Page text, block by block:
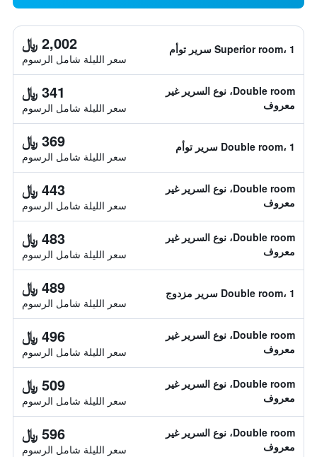
Superior room، 1 سرير توأم 2,002 ﷼
سعر الليلة شامل الرسوم
Double room، نوع السرير غير
معروف
341 ﷼
سعر الليلة شامل الرسوم
Double room، 1 سرير توأم 369 ﷼
سعر الليلة شامل الرسوم
Double room، نوع السرير غير
معروف
443 ﷼
سعر الليلة شامل الرسوم
Double room، نوع السرير غير
معروف
483 ﷼
سعر الليلة شامل الرسوم
Double room، 1 سرير مزدوج 489 ﷼
سعر الليلة شامل الرسوم
Double room، نوع السرير غير
معروف
496 ﷼
سعر الليلة شامل الرسوم
Double room، نوع السرير غير
معروف
509 ﷼
سعر الليلة شامل الرسوم
Double room، نوع السرير غير
معروف
596 ﷼
سعر الليلة شامل الرسوم